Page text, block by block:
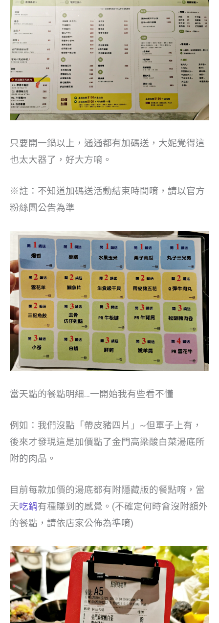
只要開一鍋以上，通通都有加碼送，大妮覺得這
也太大器了，好大方唷。
※註：不知道加碼送活動結束時間唷，請以官方
粉絲團公告為準
當天點的餐點明細…一開始我有些看不懂
例如：我們沒點「帶皮豬四片」~但單子上有，
後來才發現這是加價點了金門高梁酸白菜湯底所
附的肉品。
目前每款加價的湯底都有附隱藏版的餐點唷，當
天吃鍋有種賺到的感覺。(不確定何時會沒附額外
的餐點，請依店家公佈為準唷)